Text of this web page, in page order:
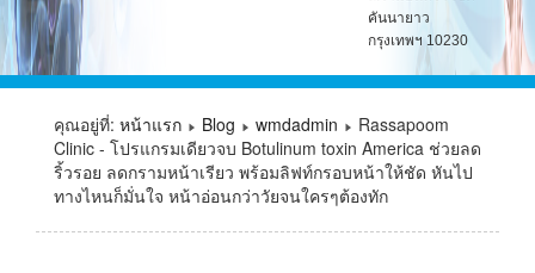
คันนายาว
กรุงเทพฯ 10230
คุณอยู่ที่: หน้าแรก Blog wmdadmin
Rassapoom
Clinic - โปรแกรมเดียวจบ Botulinum toxin America ช่วยลด
ริ้วรอย ลดกรามหน้าเรียว พร้อมลิฟท์กรอบหน้าให้ชัด หันไป
ทางไหนก็มั่นใจ หน้าอ่อนกว่าวัยจนใครๆต้องทัก